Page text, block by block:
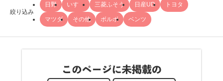
絞り込み
日野 いすゞ 三菱ふそう 日産UD トヨタ
マツダ その他 ボルボ ベンツ